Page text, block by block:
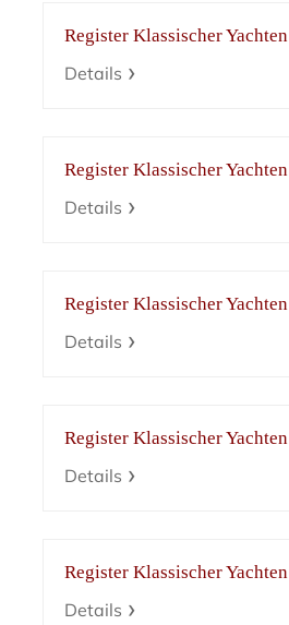
Register Klassischer Yachten
Details
Register Klassischer Yachten
Details
Register Klassischer Yachten
Details
Register Klassischer Yachten
Details
Register Klassischer Yachten
Details